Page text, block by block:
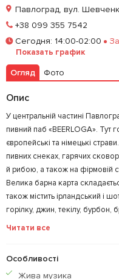
Залишити відгук
Павлоград, вул.
+38 099 355 7542
Сегодня: 14:00-02:00
Показать график
Огляд Фото
Опис
У центральній частині
пивний паб «BEERLOGA». Тут
європейські та німецькі
пивних снеках, гарячих
й рибою, а також на фірмовій
Велика барна карта
також містить ірландський і
горілку, джин, текілу, бурбон,
Читати все
Особливості
Жива музика